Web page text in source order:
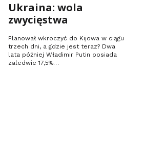
Ukraina: wola
zwycięstwa
Planował wkroczyć do Kijowa w ciągu
trzech dni, a gdzie jest teraz? Dwa
lata później Władimir Putin posiada
zaledwie 17,5%…